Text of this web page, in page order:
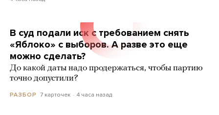
В суд подали иск с требованием снять
«Яблоко» с выборов. А разве это еще
можно сделать?
До какой даты надо продержаться, чтобы партию
точно допустили?
РАЗБОР 7 карточек 4 часа назад